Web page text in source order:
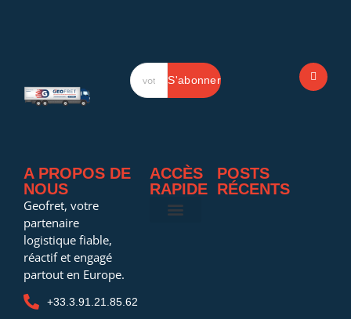
S'abonner
A PROPOS DE
NOUS
Geofret, votre
partenaire
logistique fiable,
réactif et engagé
partout en Europe.
+33.3.91.21.85.62
ACCÈS
RAPIDE
POSTS
RÉCENTS